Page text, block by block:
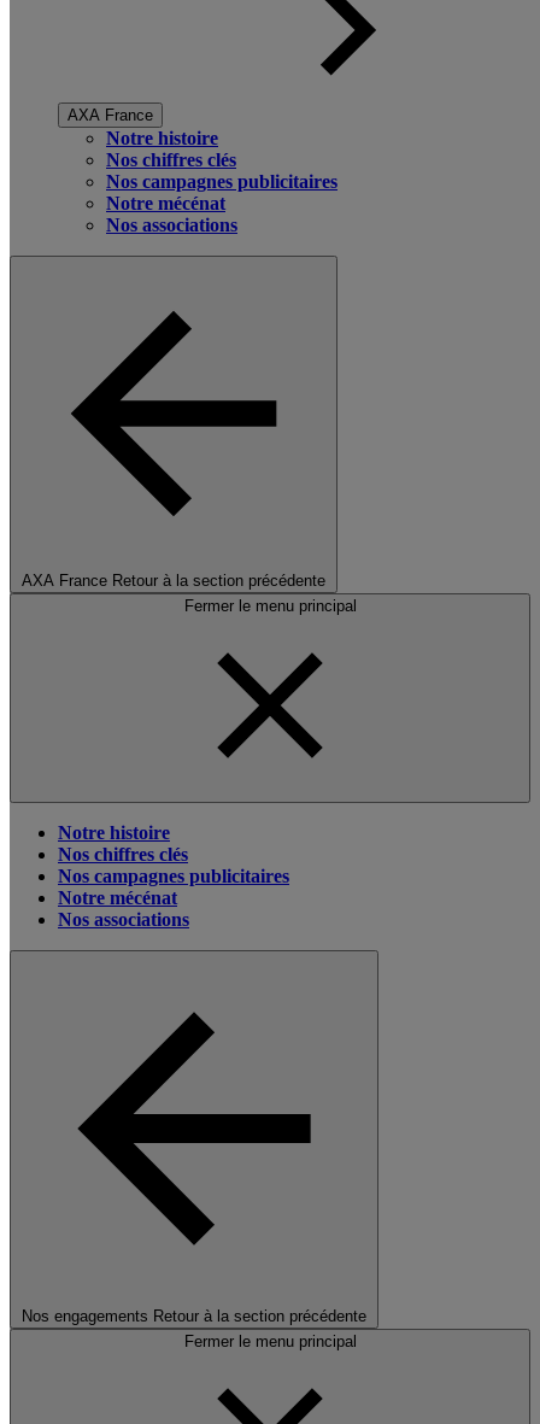
AXA France
Notre histoire
Nos chiffres clés
Nos campagnes publicitaires
Notre mécénat
Nos associations
AXA France Retour à la section précédente
Fermer le menu principal
Notre histoire
Nos chiffres clés
Nos campagnes publicitaires
Notre mécénat
Nos associations
Nos engagements Retour à la section précédente
Fermer le menu principal